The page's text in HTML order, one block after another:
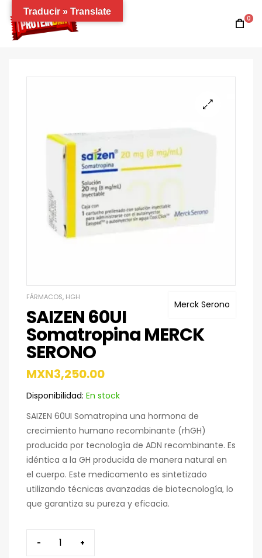
0
Merck Serono
FÁRMACOS, HGH
SAIZEN 60UI
Somatropina MERCK
SERONO
MXN3,250.00
Disponibilidad: En stock
SAIZEN 60UI Somatropina una hormona de
crecimiento humano recombinante (rhGH)
producida por tecnología de ADN recombinante. Es
idéntica a la GH producida de manera natural en
el cuerpo. Este medicamento es sintetizado
utilizando técnicas avanzadas de biotecnología, lo
que garantiza su pureza y eficacia.
- +
Traducir » Translate